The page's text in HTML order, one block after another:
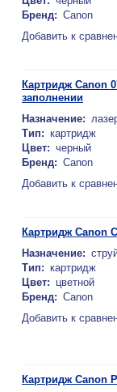
Бренд: Canon
Добавить к
Картридж Canon
заполнении
Назначение:
Тип: картридж
Цвет: черный
Бренд: Canon
Добавить к
Картридж Canon
Назначение:
Тип: картридж
Цвет: цветной
Бренд: Canon
Добавить к
Картридж Canon